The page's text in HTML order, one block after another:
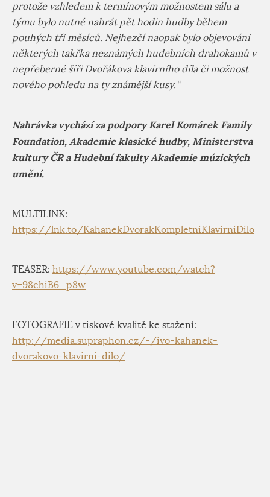
protože vzhledem k termínovým možnostem sálu a
týmu bylo nutné nahrát pět hodin hudby během
pouhých tří měsíců. Nejhezčí naopak bylo objevování
některých takřka neznámých hudebních drahokamů v
nepřeberné šíři Dvořákova klavírního díla či možnost
nového pohledu na ty známější kusy.“
Nahrávka vychází za podpory Karel Komárek Family
Foundation, Akademie klasické hudby, Ministerstva
kultury ČR a Hudební fakulty Akademie múzických
umění.
MULTILINK:
https://lnk.to/KahanekDvorakKompletniKlavirniDilo
TEASER: https://www.youtube.com/watch?
v=98ehiB6_p8w
FOTOGRAFIE v tiskové kvalitě ke stažení:
http://media.supraphon.cz/-/ivo-kahanek-
dvorakovo-klavirni-dilo/